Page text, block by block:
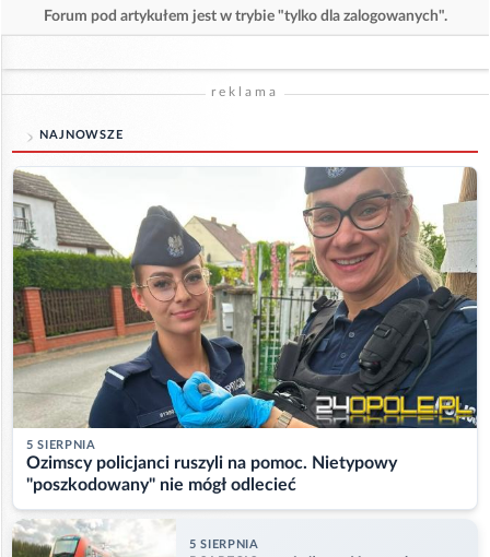
Forum pod artykułem jest w trybie "tylko dla zalogowanych".
reklama
NAJNOWSZE
5 SIERPNIA
Ozimscy policjanci ruszyli na pomoc. Nietypowy
"poszkodowany" nie mógł odlecieć
5 SIERPNIA